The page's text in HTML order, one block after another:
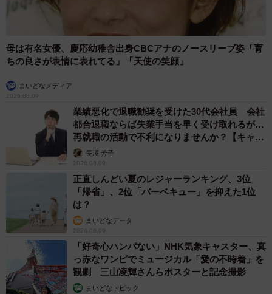
した。猫には勝てないものですね。
てると毎日たのしい」の漫画をツイッターに投稿してきま
した。性格も行動も違うけれど、兄弟のように育った犬く
んと猫さまを同じテーマで描いた漫画は人気が高く、ツイ
ッターのフォロワー数は６３.３万人を超えています。
くんにちょっぴり老いを感じることも報告していた松本さ
５月３日に「とてもお伝えするのに勇気がいるのです
が、うちの犬がお空へ帰りました。急なかんじに聞こえま
すが、最近はもうずっと夢の中でくらして、体も小さくな
っておりましたので、そのまま旅立った感じです。さびし
母は有名女優、慶応幼稚舎出身CBCアナのノースリーブ姿「育
ちの良さが表情に表れてる」「天使の笑顔」
まいどなメディア
2026.08.09
業績悪化で退職勧奨を受けた30代会社員 会社
都合退職ならば失業手当を早く受け取れるが…
再就職の活動で不利になりませんか？【キャリ
アカウンセラーが解説】
長澤 芳子
2026.08.09
正直しんどい夏のレジャーランキング、3位
「帰省」、2位「バーベキュー」を抑えた1位
は？
まいどなデータ
2026.08.09
「好奇心ハンパない」NHK気象キャスター、真
っ赤なワンピでミュージカル「愛の不時着」を
観劇 三山凌輝さんらポスターと記念撮影
まいどなトピック